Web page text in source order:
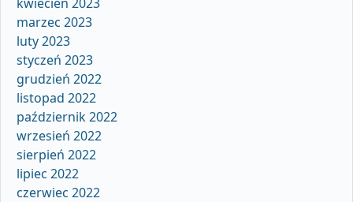
marzec 2023
luty 2023
styczeń 2023
grudzień 2022
listopad 2022
październik 2022
wrzesień 2022
sierpień 2022
lipiec 2022
czerwiec 2022